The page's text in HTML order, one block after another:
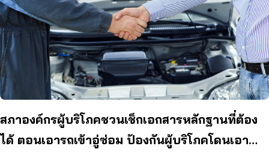
สภาองค์กรผู้บริโภคชวนเช็กเอกสารหลักฐานที่ต้อง
ได้ ตอนเอารถเข้าอู่ซ่อม ป้องกันผู้บริโภคโดนเอา